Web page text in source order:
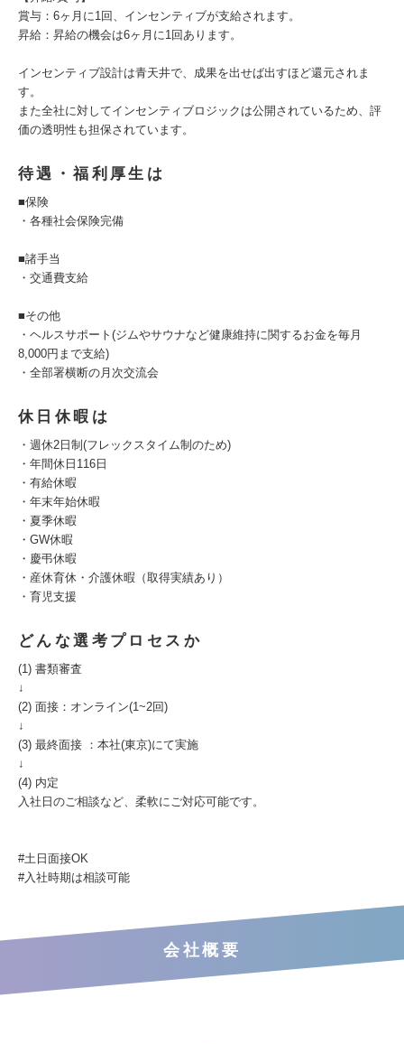
賞与：6ヶ月に1回、インセンティブが支給されます。
昇給：昇給の機会は6ヶ月に1回あります。
インセンティブ設計は青天井で、成果を出せば出すほど還元されま
す。
また全社に対してインセンティブロジックは公開されているため、評
価の透明性も担保されています。
待遇・福利厚生は
■保険
・各種社会保険完備
■諸手当
・交通費支給
■その他
・ヘルスサポート(ジムやサウナなど健康維持に関するお金を毎月
8,000円まで支給)
・全部署横断の月次交流会
休日休暇は
・週休2日制(フレックスタイム制のため)
・年間休日116日
・有給休暇
・年末年始休暇
・夏季休暇
・GW休暇
・慶弔休暇
・産休育休・介護休暇（取得実績あり）
・育児支援
どんな選考プロセスか
(1) 書類審査
↓
(2) 面接：オンライン(1~2回)
↓
(3) 最終面接 ：本社(東京)にて実施
↓
(4) 内定
入社日のご相談など、柔軟にご対応可能です。
#土日面接OK
#入社時期は相談可能
会社概要